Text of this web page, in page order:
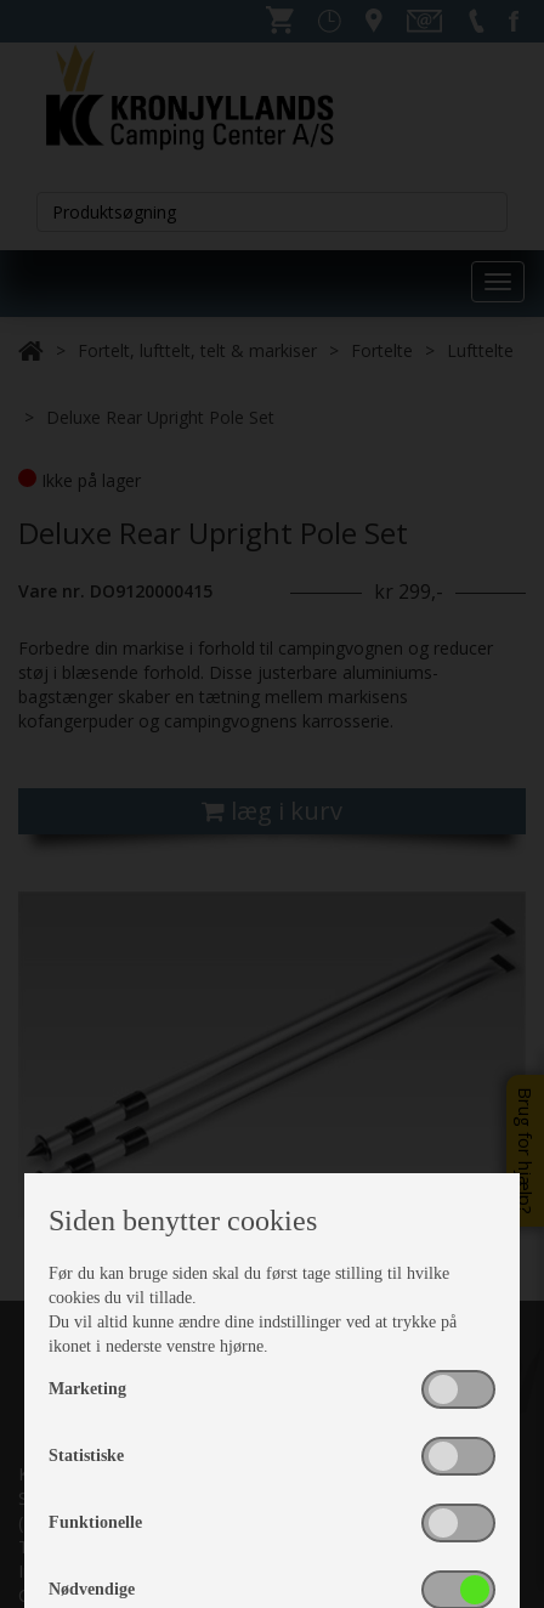
Brug for hjælp?
Fortelt, lufttelt, telt & markiser Fortelte Lufttelte
Deluxe Rear Upright Pole Set
Ikke på lager
Deluxe Rear Upright Pole Set
Vare nr. DO9120000415 kr 299,-
Forbedre din markise i forhold til campingvognen og reducer
støj i blæsende forhold. Disse justerbare aluminiums-
bagstænger skaber en tætning mellem markisens
kofangerpuder og campingvognens karrosserie.
læg i kurv
Kronjyllands Camping Center A/S
Suderholmen 10, 8960 Randers SØ
(Lige ud til Grenåvej)
Tlf. +45 87 10 98 70
Info@as-kcc.dk
CVR: 33 38 77 33
Siden benytter cookies
Før du kan bruge siden skal du først tage stilling til hvilke
cookies du vil tillade.
Du vil altid kunne ændre dine indstillinger ved at trykke på
ikonet i nederste venstre hjørne.
Marketing
Statistiske
Funktionelle
Nødvendige